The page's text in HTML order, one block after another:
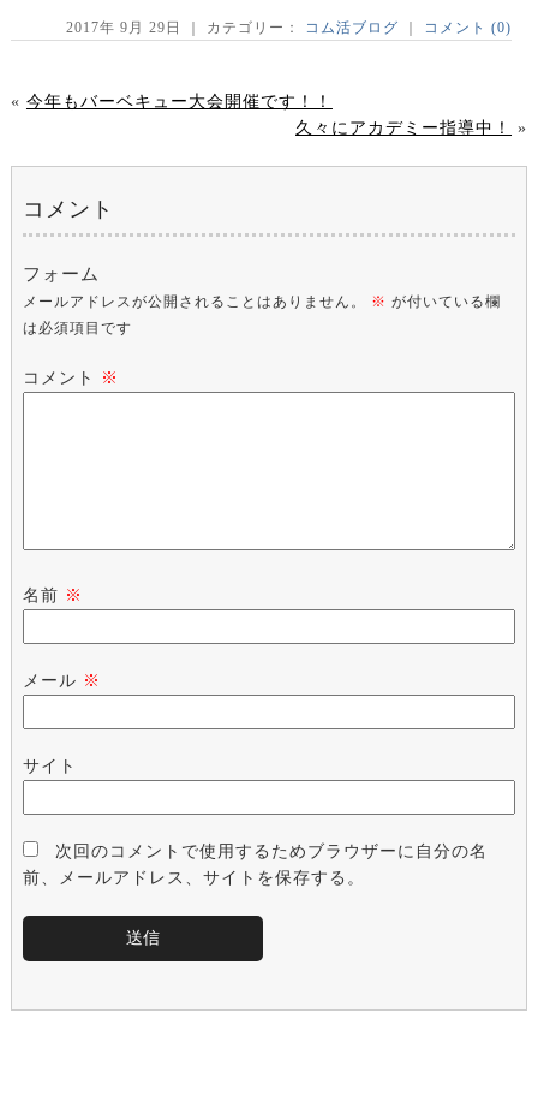
2017年 9月 29日 ｜ カテゴリー： コム活ブログ コメント (0)
« 今年もバーベキュー大会開催です！！
久々にアカデミー指導中！
»
コメント
フォーム
メールアドレスが公開されることはありません。 ※ が付いている欄
は必須項目です
コメント ※
名前 ※
メール ※
サイト
次回のコメントで使用するためブラウザーに自分の名
前、メールアドレス、サイトを保存する。